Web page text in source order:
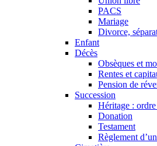
PACS
Mariage
Divorce,
Enfant
Décès
Obsèques et
Rentes et
Pension de
Succession
Héritage :
Donation
Testament
Règlement